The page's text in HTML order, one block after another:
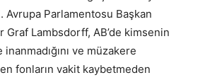
Avrupa Parlamentosu Başkan
Graf Lambsdorff, AB’de kimsenin
ve müzakere
fonların vakit kaybetmeden